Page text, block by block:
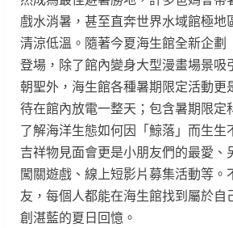
戲水消暑，甚至直奔世界水域館極地
清涼低溫。隨著今夏海生館全新企劃
登場，除了館內變身大型漫畫場景吸
朝聖外，海生館各種暑期限定活動更
待在館內放電一整天；包含暑期限定
了解海洋生態如何因「鯨落」而生生
吉祥物見面會更是小朋友們的最愛、
闖關遊戲、線上短影片募集活動等。
友，每個人都能在海生館找到屬於自
創湛藍的夏日回憶。